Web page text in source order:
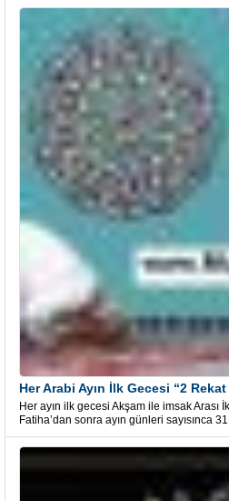
Her ayın ilk gecesi Akşam ile imsak Arası
Fatiha’dan sonra ayın günleri sayısınca